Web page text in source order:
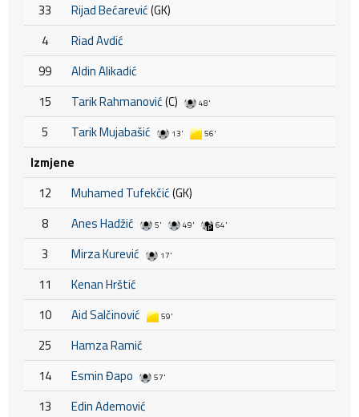
33 Rijad Bećarević(GK)
4
Riad Avdić
99
Aldin Alikadić
15
Tarik Rahmanović(C) 48'
5 Tarik Mujabašić 13' 56'
Izmjene
12
Muhamed Tufekčić(GK)
8
Anes Hadžić 5' 49' 64'
3 Mirza Kurević 17'
11
Kenan Hrštić
10
Aid Salčinović 59'
25
Hamza Ramić
14
Esmin Đapo 57'
13
Edin Ademović